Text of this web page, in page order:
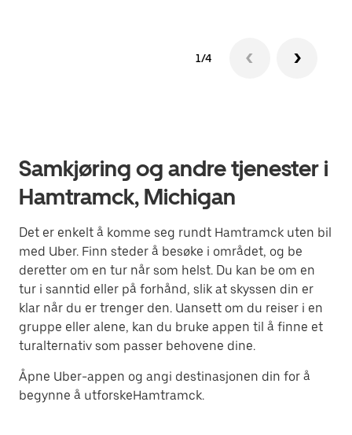
1/4
Samkjøring og andre tjenester i
Hamtramck, Michigan
Det er enkelt å komme seg rundt Hamtramck uten bil
med Uber. Finn steder å besøke i området, og be
deretter om en tur når som helst. Du kan be om en
tur i sanntid eller på forhånd, slik at skyssen din er
klar når du er trenger den. Uansett om du reiser i en
gruppe eller alene, kan du bruke appen til å finne et
turalternativ som passer behovene dine.
Åpne Uber-appen og angi destinasjonen din for å
begynne å utforskeHamtramck.